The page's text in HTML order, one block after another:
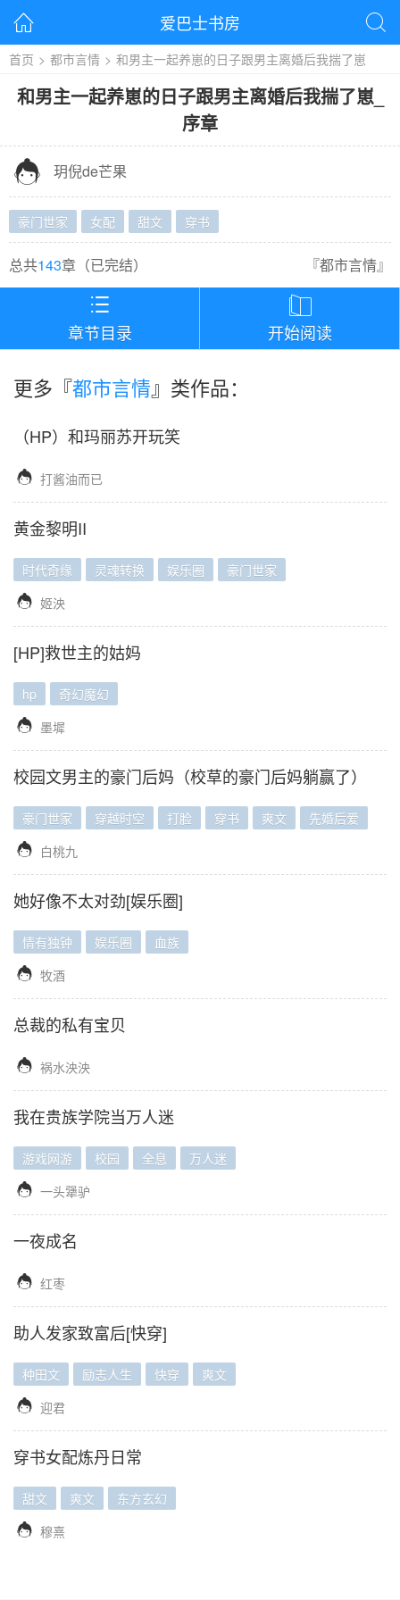
 爱巴士书房 
首页 > 都市言情 > 和男主一起养崽的日子跟男主离婚后我揣了崽
和男主一起养崽的日子跟男主离婚后我揣了崽_
序章
 玥倪de芒果
豪门世家 女配 甜文 穿书
总共143章（已完结） 『都市言情』

章节目录

开始阅读
更多『都市言情』类作品：
（HP）和玛丽苏开玩笑
 打酱油而已
黄金黎明II
时代奇缘 灵魂转换 娱乐圈 豪门世家
 姬泱
[HP]救世主的姑妈
hp 奇幻魔幻
 墨墀
校园文男主的豪门后妈（校草的豪门后妈躺赢了）
豪门世家 穿越时空 打脸 穿书 爽文 先婚后爱
 白桃九
她好像不太对劲[娱乐圈]
情有独钟 娱乐圈 血族
 牧酒
总裁的私有宝贝
 祸水泱泱
我在贵族学院当万人迷
游戏网游 校园 全息 万人迷
 一头犟驴
一夜成名
 红枣
助人发家致富后[快穿]
种田文 励志人生 快穿 爽文
 迎君
穿书女配炼丹日常
甜文 爽文 东方玄幻
 穆熹